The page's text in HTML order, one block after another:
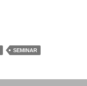
SEMINAR